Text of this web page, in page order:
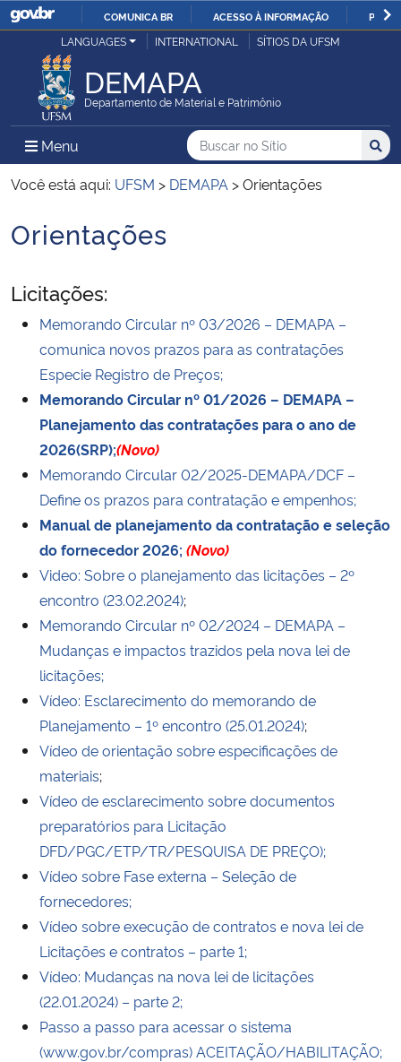
IR
O
COMUNICA BR ACESSO À INFORMAÇÃO
Ministério da Justiça e Segurança Pública
Ministério da Defesa
Ministério das Relações Exteriores
Ministério da Economia
Ministério da Agricultura, Pecuária e Abastecimento
Ministério da Educação
Ministério da Cidadania
Ministério de Minas e Energia
Ministério da Ciência, Tecnologia, Inovações e Comunicações
Ministério do Meio Ambiente
Ministério do Turismo
Ministério do Desenvolvimento Regional
Controladoria-Geral da União
Ministério da Mulher, da Família e dos Direitos Humanos
Secretaria-Geral
Gabinete de Segurança Institucional
Advocacia-Geral da União
Banco Central do Brasil
LANGUAGES INTERNATIONAL SÍTIOS DA UFSM
DEMAPA
Departamento de Material e Patrimônio
Menu Menu Principal do Sítio
Busca
Buscar no no Sítio
Busca:
Você está aqui: UFSM > DEMAPA >Orientações
Início do conteúdo
Orientações
Licitações:
Memorando Circular nº 03/2026 – DEMAPA –
comunica novos prazos para as contratações
Especie Registro de Preços;
Memorando Circular nº 01/2026 – DEMAPA –
Planejamento das contratações para o ano de
2026(SRP);(Novo)
Memorando Circular 02/2025-DEMAPA/DCF –
Define os prazos para contratação e empenhos;
Manual de planejamento da contratação e seleção
do fornecedor 2026; (Novo)
Video: Sobre o planejamento das licitações – 2º
encontro (23.02.2024);
Memorando Circular nº 02/2024 – DEMAPA –
Mudanças e impactos trazidos pela nova lei de
licitações;
Vídeo: Esclarecimento do memorando de
Planejamento – 1º encontro (25.01.2024);
Vídeo de orientação sobre especificações de
materiais;
Vídeo de esclarecimento sobre documentos
preparatórios para Licitação
DFD/PGC/ETP/TR/PESQUISA DE PREÇO);
Vídeo sobre Fase externa – Seleção de
fornecedores;
Vídeo sobre execução de contratos e nova lei de
Licitações e contratos – parte 1;
Vídeo: Mudanças na nova lei de licitações
(22.01.2024) – parte 2;
Passo a passo para acessar o sistema
(www.gov.br/compras) ACEITAÇÃO/HABILITAÇÃO;